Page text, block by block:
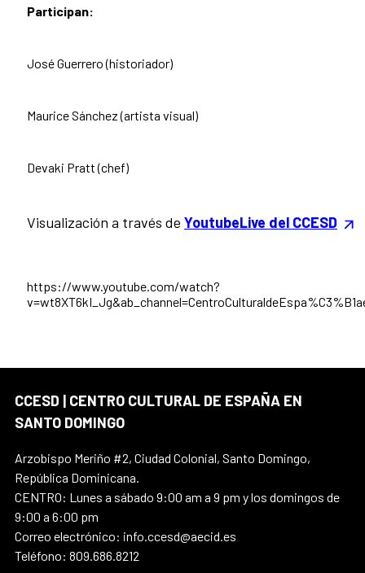
Participan:
José Guerrero (historiador)
Maurice Sánchez (artista visual)
Devaki Pratt (chef)
Visualización a través de YoutubeLive del CCESD
https://www.youtube.com/watch?
CCESD | CENTRO CULTURAL DE ESPAÑA EN
SANTO DOMINGO
Arzobispo Meriño #2, Ciudad Colonial, Santo Domingo,
República Dominicana.
CENTRO: Lunes a sábado 9:00 am a 9 pm y los domingos de
9:00 a 6:00 pm
Correo electrónico: info.ccesd@aecid.es
Teléfono: 809.686.8212